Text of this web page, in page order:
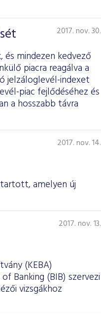
2017. nov. 30.
és mindezen kedvező
piacra reagálva a
jelzáloglevél-indexet
piac fejlődéséhez és
a hosszabb távra
2017. nov. 14.
amelyen új
2017. nov. 13.
(KEBA)
Banking (BIB) szervezi
vizsgákhoz